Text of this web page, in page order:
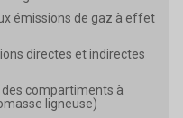
émissions de gaz à effet
directes et indirectes
compartiments à
ligneuse)